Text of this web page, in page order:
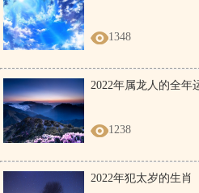
1348
2022年属龙人的全年
1238
2022年犯太岁的生肖